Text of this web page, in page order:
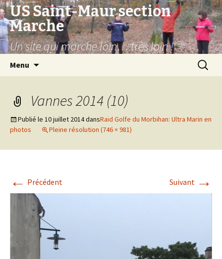
US Saint-Maur section
Marche
Un site qui marche loin… très loin !
Menu
Vannes 2014 (10)
Publié le 10 juillet 2014dansRaid Golfe du Morbihan: Ultra Marin en
photos
Pleine résolution (746 × 981)
← Précédent Suivant →